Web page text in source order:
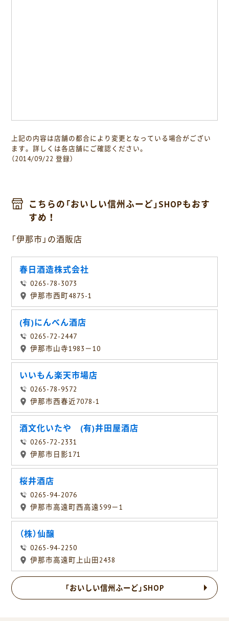
上記の内容は店舗の都合により変更となっている場合がござい
ます。詳しくは各店舗にご確認ください。
（2014/09/22 登録）
こちらの「おいしい信州ふーど」SHOPもおす
すめ！
「伊那市」の酒販店
春日酒造株式会社
0265-78-3073
伊那市西町4875-1
(有)にんべん酒店
0265-72-2447
伊那市山寺1983－10
いいもん楽天市場店
0265-78-9572
伊那市西春近7078-1
酒文化いたや (有)井田屋酒店
0265-72-2331
伊那市日影171
桜井酒店
0265-94-2076
伊那市高遠町西高遠599－1
（株）仙醸
0265-94-2250
伊那市高遠町上山田2438
「おいしい信州ふーど」SHOP